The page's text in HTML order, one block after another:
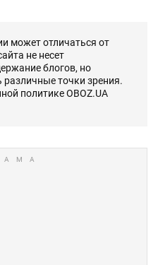
может отличаться от
не несет
блогов, но
различные точки зрения.
политике OBOZ.UA